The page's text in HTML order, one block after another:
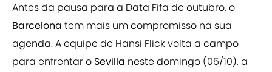
Antes da pausa para a Data Fifa de outubro, o
Barcelona tem mais um compromisso na sua
agenda. A equipe de Hansi Flick volta a campo
para enfrentar o Sevilla neste domingo (05/10), a